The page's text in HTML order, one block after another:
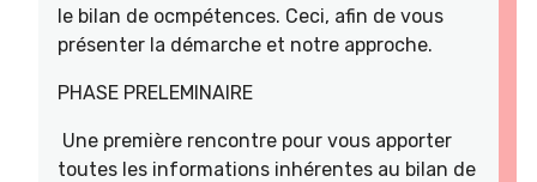
le bilan de ocmpétences. Ceci, afin de vous
présenter la démarche et notre approche.
PHASE PRELEMINAIRE
Une première rencontre pour vous apporter
toutes les informations inhérentes au bilan de